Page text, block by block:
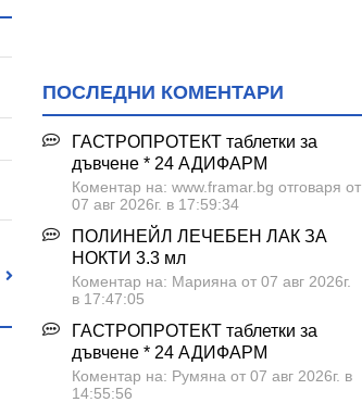
ПОСЛЕДНИ КОМЕНТАРИ
ГАСТРОПРОТЕКТ таблетки за
дъвчене * 24 АДИФАРМ
Коментар на: www.framar.bg отговаря от
07 авг 2026г. в 17:59:34
ПОЛИНЕЙЛ ЛЕЧЕБЕН ЛАК ЗА
НОКТИ 3.3 мл
Коментар на: Марияна от 07 авг 2026г.
в 17:47:05
ГАСТРОПРОТЕКТ таблетки за
дъвчене * 24 АДИФАРМ
Коментар на: Румяна от 07 авг 2026г. в
14:55:56